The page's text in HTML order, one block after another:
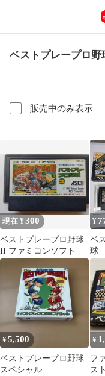
ベストプレープロ
販売中のみ表示
現在 ¥300
ベストプレープロ野球
II ファミコンソフト
¥
ベ
球
¥5,500
ベストプレープロ野球
スペシャル
¥
フ
ス